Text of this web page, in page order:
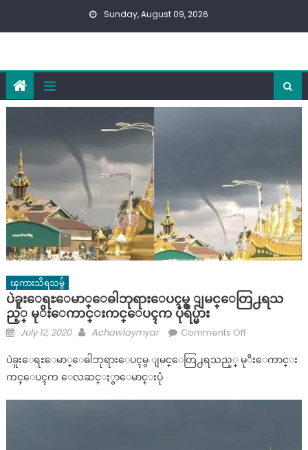
Sunday, August 09, 2026
ၾကားသိရသမွ်
ပဲခူးေရႊေမာ္ေဓါဘုရားေပၚမွ ျမင္ေတြ႕ရသ
ည့္ မုိးေကာင္းကင္ေပၚက ပုံရိပ္မ်ား
Posted
July 12, 2020 Author
Achawlaymyar Comments Offon
ခူးေ
ပဲခူးေရႊေမာ္ေဓါဘုရားေပၚမွ ျမင္ေတြ႕ရသည့္ မုိးေကာင္း
ကင္ေပၚက ေလဆင္ႏွာေမာင္းပုံ